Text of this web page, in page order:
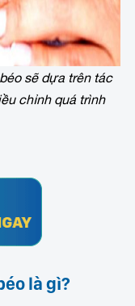
sẽ dựa trên tác
chỉnh quá trình
là gì?